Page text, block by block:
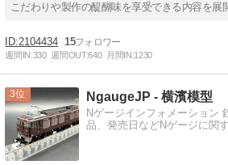
こだわりや製作の醍醐味を享受できる内容を展
2104434 15
週間IN:330 週間OUT:640 月間IN:1230
3 NgaugeJP - 横濱模型
Nゲージインフォメーション
品、発売日などNゲージに関